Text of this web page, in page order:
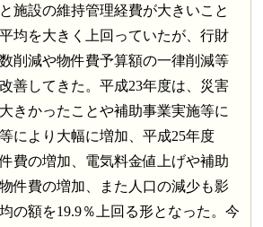
施設の維持管理経費が大きいこと
均を大きく上回っていたが、行財
削減や物件費予算額の一律削減等
善してきた。平成23年度は、災害
きかったことや補助事業実施等に
により大幅に増加、平成25年度
費の増加、電気料金値上げや補助
件費の増加、また人口の減少も影
の額を19.9％上回る形となった。今